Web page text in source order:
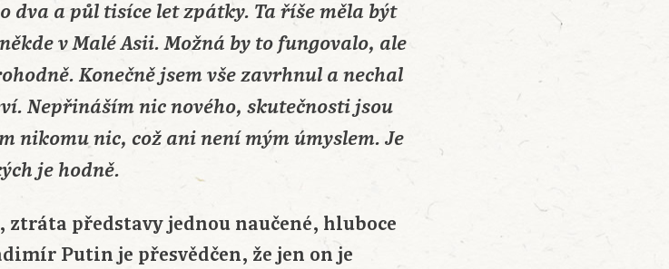
dva a půl tisíce let zpátky. Ta říše měla být
v Malé Asii. Možná by to fungovalo, ale
Konečně jsem vše zavrhnul a nechal
Nepřináším nic nového, skutečnosti jsou
nikomu nic, což ani není mým úmyslem. Je
je hodně.
představy jednou naučené, hluboce
Putin je přesvědčen, že jen on je